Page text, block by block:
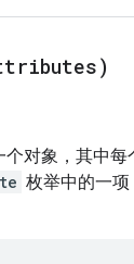
对象，其中每
枚举中的一